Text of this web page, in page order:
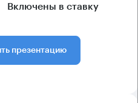
Включены в ставку
презентацию